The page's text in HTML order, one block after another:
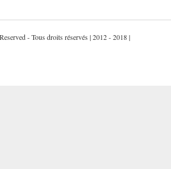
- Tous droits réservés | 2012 - 2018 |